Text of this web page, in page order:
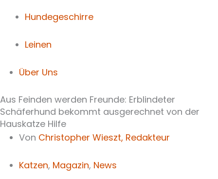
Hundegeschirre
Leinen
Über Uns
Aus Feinden werden Freunde: Erblindeter
Schäferhund bekommt ausgerechnet von der
Hauskatze Hilfe
Von Christopher Wieszt, Redakteur
Katzen, Magazin, News